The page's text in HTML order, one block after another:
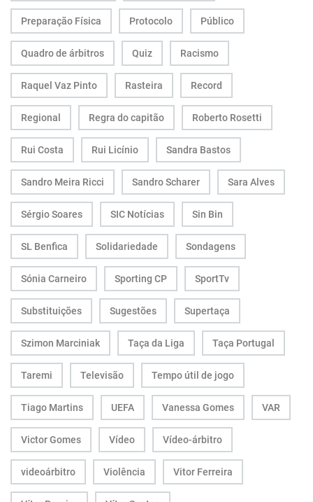
Preparação Física Protocolo Público
Quadro de árbitros Quiz Racismo
Raquel Vaz Pinto Rasteira Record
Regional Regra do capitão Roberto Rosetti
Rui Costa Rui Licínio Sandra Bastos
Sandro Meira Ricci Sandro Scharer Sara Alves
Sérgio Soares SIC Notícias Sin Bin
SL Benfica Solidariedade Sondagens
Sónia Carneiro Sporting CP SportTv
Substituições Sugestões Supertaça
Szimon Marciniak Taça da Liga Taça Portugal
Taremi Televisão Tempo útil de jogo
Tiago Martins UEFA Vanessa Gomes VAR
Victor Gomes Vídeo Vídeo-árbitro
videoárbitro Violência Vitor Ferreira